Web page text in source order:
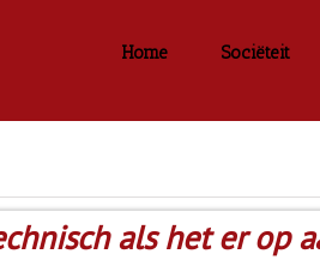
Home Sociëteit
als het er op